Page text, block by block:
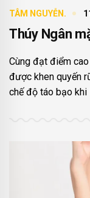
TÂM NGUYỄN.
Thúy Ngân
Cùng đạt điểm
được khen quyến
chế độ táo bạo khi